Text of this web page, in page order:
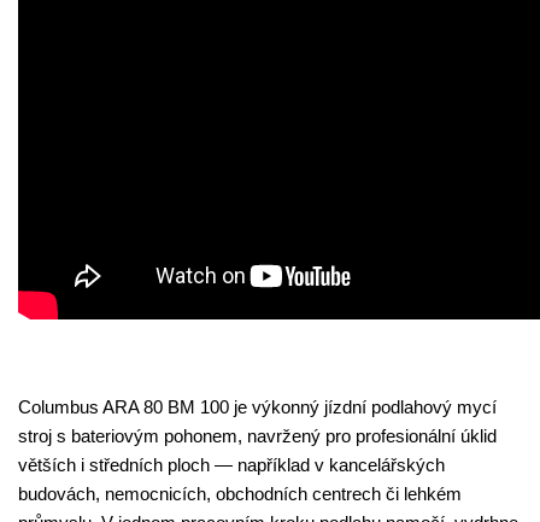
Columbus ARA 80 BM 100 je výkonný jízdní podlahový mycí
stroj s bateriovým pohonem, navržený pro profesionální úklid
větších i středních ploch — například v kancelářských
budovách, nemocnicích, obchodních centrech či lehkém